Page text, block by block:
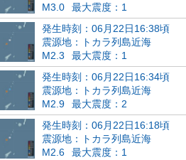
M3.0
最大震度：1
発生時刻：06月22日16:38頃
震源地：トカラ列島近海
M2.3
最大震度：1
発生時刻：06月22日16:34頃
震源地：トカラ列島近海
M2.9
最大震度：2
発生時刻：06月22日16:18頃
震源地：トカラ列島近海
M2.6
最大震度：1